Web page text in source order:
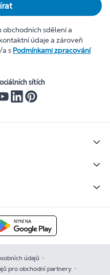
obchodních sdělení a
údaje a zároveň
a s Podmínkami zpracování
sítích
údajů
pro obchodní partnery